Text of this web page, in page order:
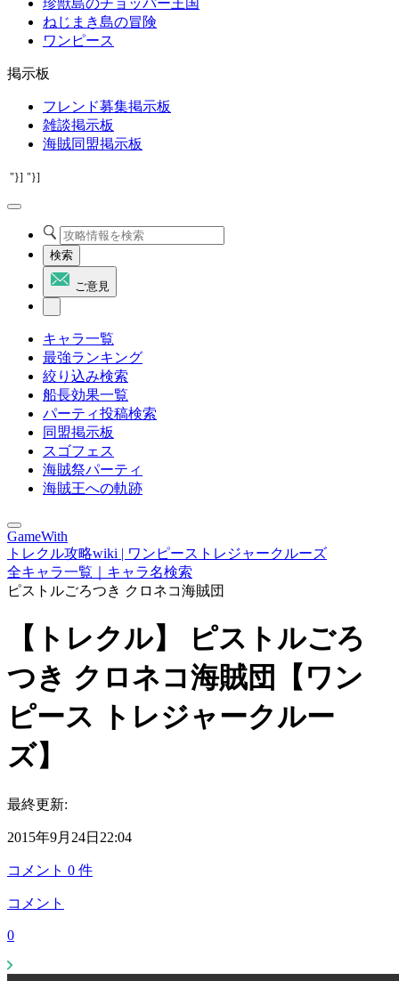
珍獣島のチョッパー王国
ねじまき島の冒険
ワンピース
掲示板
フレンド募集掲示板
雑談掲示板
海賊同盟掲示板
"}] "}]
検索
ご意見
キャラ一覧
最強ランキング
絞り込み検索
船長効果一覧
パーティ投稿検索
同盟掲示板
スゴフェス
海賊祭パーティ
海賊王への軌跡
GameWith
トレクル攻略wiki | ワンピーストレジャークルーズ
全キャラ一覧｜キャラ名検索
ピストルごろつき クロネコ海賊団
【トレクル】 ピストルごろ
つき クロネコ海賊団【ワン
ピース トレジャークルー
ズ】
最終更新:
2015年9月24日22:04
コメント 0 件
コメント
0